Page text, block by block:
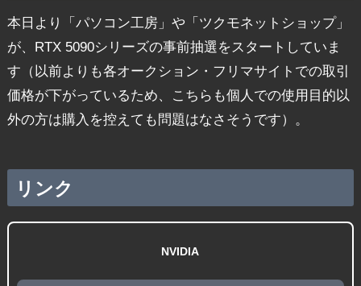
本日より「パソコン工房」や「ツクモネットショップ」
が、RTX 5090シリーズの事前抽選をスタートしていま
す（以前よりも各オークション・フリマサイトでの取引
価格が下がっているため、こちらも個人での使用目的以
外の方は購入を控えても問題はなさそうです）。
リンク
NVIDIA